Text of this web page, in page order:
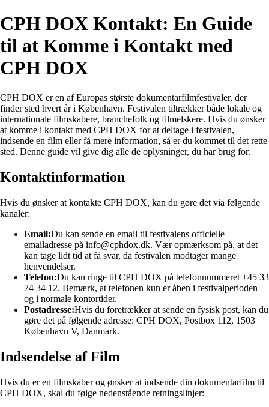
CPH DOX Kontakt: En Guide
til at Komme i Kontakt med
CPH DOX
CPH DOX er en af Europas største dokumentarfilmfestivaler, der
finder sted hvert år i København. Festivalen tiltrækker både lokale og
internationale filmskabere, branchefolk og filmelskere. Hvis du ønsker
at komme i kontakt med CPH DOX for at deltage i festivalen,
indsende en film eller få mere information, så er du kommet til det rette
sted. Denne guide vil give dig alle de oplysninger, du har brug for.
Kontaktinformation
Hvis du ønsker at kontakte CPH DOX, kan du gøre det via følgende
kanaler:
Email:Du kan sende en email til festivalens officielle
emailadresse på info@cphdox.dk. Vær opmærksom på, at det
kan tage lidt tid at få svar, da festivalen modtager mange
henvendelser.
Telefon:Du kan ringe til CPH DOX på telefonnummeret +45 33
74 34 12. Bemærk, at telefonen kun er åben i festivalperioden
og i normale kontortider.
Postadresse:Hvis du foretrækker at sende en fysisk post, kan du
gøre det på følgende adresse: CPH DOX, Postbox 112, 1503
København V, Danmark.
Indsendelse af Film
Hvis du er en filmskaber og ønsker at indsende din dokumentarfilm til
CPH DOX, skal du følge nedenstående retningslinjer: